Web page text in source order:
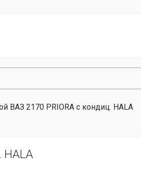
ВАЗ 2170 PRIORA с кондиц. HALA
HALA